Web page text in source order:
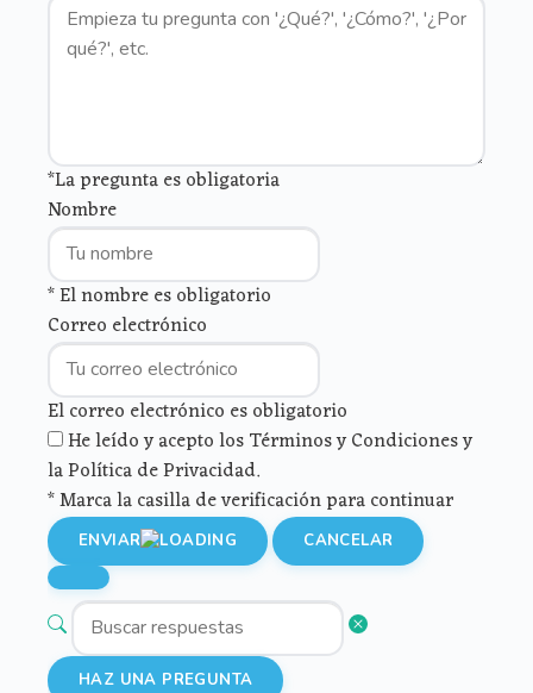
*La pregunta es obligatoria
Nombre
* El nombre es obligatorio
Correo electrónico
El correo electrónico es obligatorio
He leído y acepto los Términos y Condiciones y
la Política de Privacidad.
* Marca la casilla de verificación para continuar
ENVIAR CANCELAR
HAZ UNA PREGUNTA